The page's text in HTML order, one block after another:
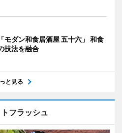
モダン和食居酒屋 五十六」 和食
技法を融合
と見る
フラッシュ